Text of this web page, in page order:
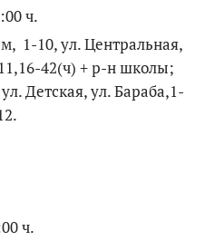
ч.
1-10, ул. Центральная,
42(ч) + р-н школы;
Детская, ул. Бараба,1-
ч.